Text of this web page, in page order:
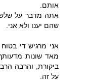
אותם.
אתה מדבר על
שהם יענו ולא אני.
אני מרגיש די
מאד שונות
ביקורת, והרבה
על זה.